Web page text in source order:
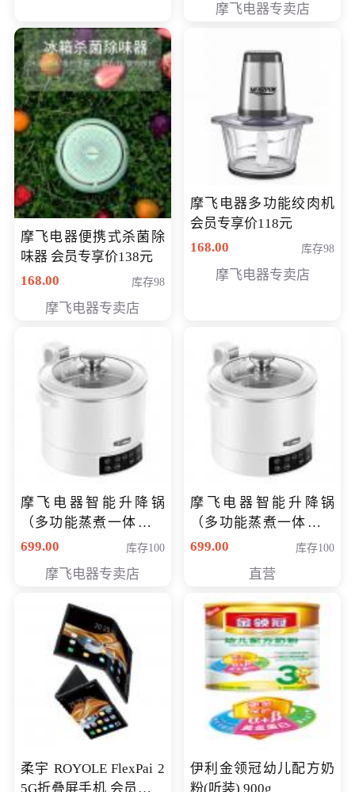
摩飞电器专卖店
摩飞电器便携式杀菌除
味器 会员专享价138元
168.00
库存98
摩飞电器专卖店
摩飞电器多功能绞肉机
会员专享价118元
168.00
库存98
摩飞电器专卖店
摩飞电器智能升降锅
（多功能蒸煮一体锅）
（智能升降养生锅） 会
699.00 库存100
摩飞电器专卖店
摩飞电器智能升降锅
（多功能蒸煮一体锅）
（智能升降养生锅） 会
699.00 库存100
直营
柔宇 ROYOLE FlexPai 2
5G折叠屏手机 会员专享
伊利金领冠幼儿配方奶
粉(听装) 900g